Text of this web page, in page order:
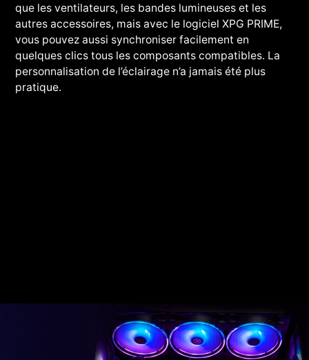
que les ventilateurs, les bandes lumineuses et les
autres accessoires, mais avec le logiciel XPG PRIME,
vous pouvez aussi synchroniser facilement en
quelques clics tous les composants compatibles. La
personnalisation de l’éclairage n’a jamais été plus
pratique.